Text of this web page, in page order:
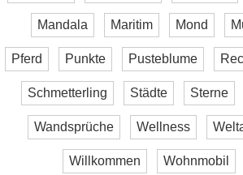
Mandala Maritim Mond
Pferd Punkte Pusteblume
Schmetterling Städte Sterne
Wandsprüche Wellness
Willkommen Wohnmobil